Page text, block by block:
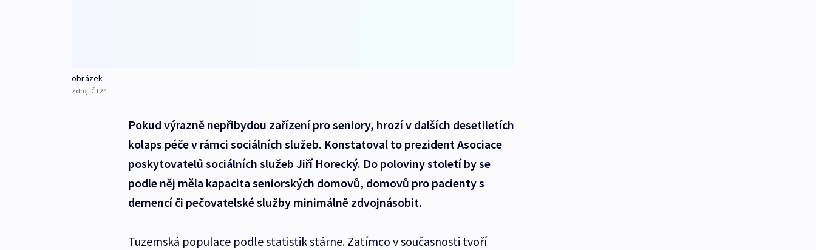
obrázek
Zdroj: ČT24
Pokud výrazně nepřibydou zařízení pro seniory, hrozí v dalších desetiletích
kolaps péče v rámci sociálních služeb. Konstatoval to prezident Asociace
poskytovatelů sociálních služeb Jiří Horecký. Do poloviny století by se
podle něj měla kapacita seniorských domovů, domovů pro pacienty s
demencí či pečovatelské služby minimálně zdvojnásobit.
Tuzemská populace podle statistik stárne. Zatímco v současnosti tvoří